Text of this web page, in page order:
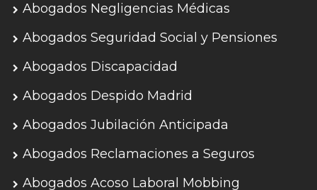
Abogados Negligencias Médicas
Abogados Seguridad Social y Pensiones
Abogados Discapacidad
Abogados Despido Madrid
Abogados Jubilación Anticipada
Abogados Reclamaciones a Seguros
Abogados Acoso Laboral Mobbing